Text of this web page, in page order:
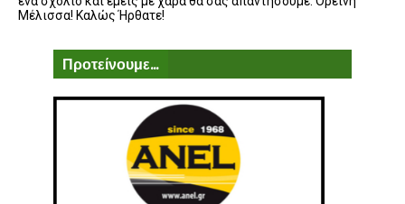
Μέλισσα! Καλώς Ήρθατε!
Προτείνουμε...